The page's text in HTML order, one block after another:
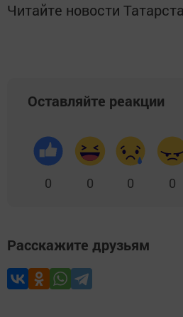
Читайте новости
Оставляйте реакции
0 0 0 0
Расскажите друзьям